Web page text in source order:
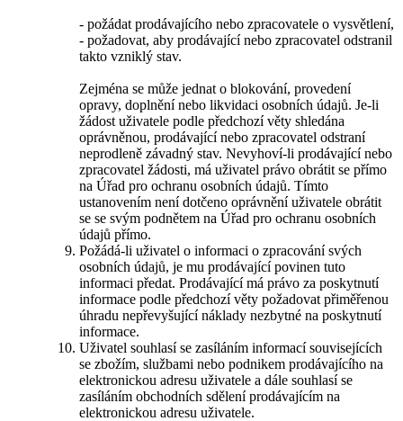
- požádat prodávajícího nebo zpracovatele o vysvětlení,
- požadovat, aby prodávající nebo zpracovatel odstranil
takto vzniklý stav.
Zejména se může jednat o blokování, provedení
opravy, doplnění nebo likvidaci osobních údajů. Je-li
žádost uživatele podle předchozí věty shledána
oprávněnou, prodávající nebo zpracovatel odstraní
neprodleně závadný stav. Nevyhoví-li prodávající nebo
zpracovatel žádosti, má uživatel právo obrátit se přímo
na Úřad pro ochranu osobních údajů. Tímto
ustanovením není dotčeno oprávnění uživatele obrátit
se se svým podnětem na Úřad pro ochranu osobních
údajů přímo.
Požádá-li uživatel o informaci o zpracování svých
osobních údajů, je mu prodávající povinen tuto
informaci předat. Prodávající má právo za poskytnutí
informace podle předchozí věty požadovat přiměřenou
úhradu nepřevyšující náklady nezbytné na poskytnutí
informace.
Uživatel souhlasí se zasíláním informací souvisejících
se zbožím, službami nebo podnikem prodávajícího na
elektronickou adresu uživatele a dále souhlasí se
zasíláním obchodních sdělení prodávajícím na
elektronickou adresu uživatele.